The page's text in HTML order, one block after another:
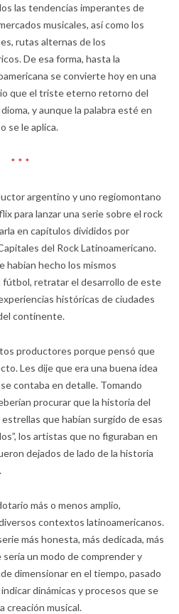
las tendencias imperantes de
musicales, así como los
rutas alternas de los
De esa forma, hasta la
se convierte hoy en una
que el triste eterno retorno del
y aunque la palabra esté en
se le aplica.
* * *
argentino y uno regiomontano
para lanzar una serie sobre el rock
en capítulos divididos por
del Rock Latinoamericano.
habían hecho los mismos
retratar el desarrollo de este
históricas de ciudades
continente.
productores porque pensó que
Les dije que era una buena idea
contaba en detalle. Tomando
procurar que la historia del
que habían surgido de esas
los artistas que no figuraban en
dejados de lado de la historia
más o menos amplio,
contextos latinoamericanos.
más honesta, más dedicada, más
un modo de comprender y
dimensionar en el tiempo, pasado
dinámicas y procesos que se
creación musical.